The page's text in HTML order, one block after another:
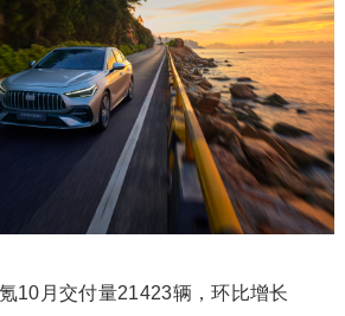
10月交付量21423辆，环比增长